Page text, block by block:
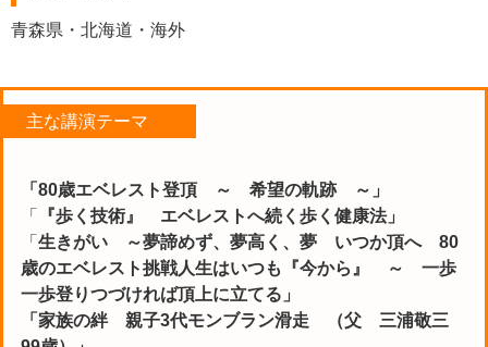
青森県・北海道・海外
主な講演テーマ
「80歳エベレスト登頂 ～ 希望の軌跡 ～」
「
『歩く技術』 エベレストへ続く歩く健康法」
「 生きがい ～夢諦めず、夢高く、夢 いつか頂へ 80
歳のエベレスト挑戦人生はいつも『今から』 ～ 一歩
一歩登りつづければ頂上に立てる」
「家族の絆 親子3代モンブラン滑走 （父 三浦敬三